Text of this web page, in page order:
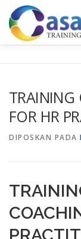
Lompat
konten
KONTAK KAMI
TRAINING
FOR HR
DIPOSKAN PADA